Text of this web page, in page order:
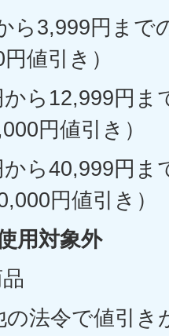
ら3,999円まで
値引き）
から12,999円
円値引き）
から40,999円
円値引き）
用対象外
の法令で値引